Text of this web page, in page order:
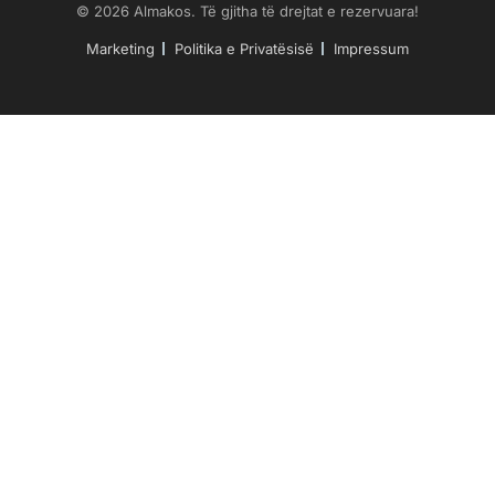
© 2026 Almakos. Të gjitha të drejtat e rezervuara!
Marketing Politika e Privatësisë Impressum